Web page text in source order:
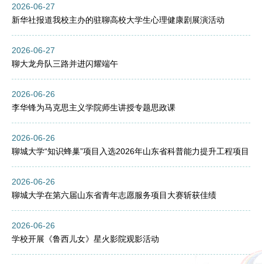
2026-06-27
新华社报道我校主办的驻聊高校大学生心理健康剧展演活动
2026-06-27
聊大龙舟队三路并进闪耀端午
2026-06-26
李华锋为马克思主义学院师生讲授专题思政课
2026-06-26
聊城大学“知识蜂巢”项目入选2026年山东省科普能力提升工程项目
2026-06-26
聊城大学在第六届山东省青年志愿服务项目大赛斩获佳绩
2026-06-26
学校开展《鲁西儿女》星火影院观影活动